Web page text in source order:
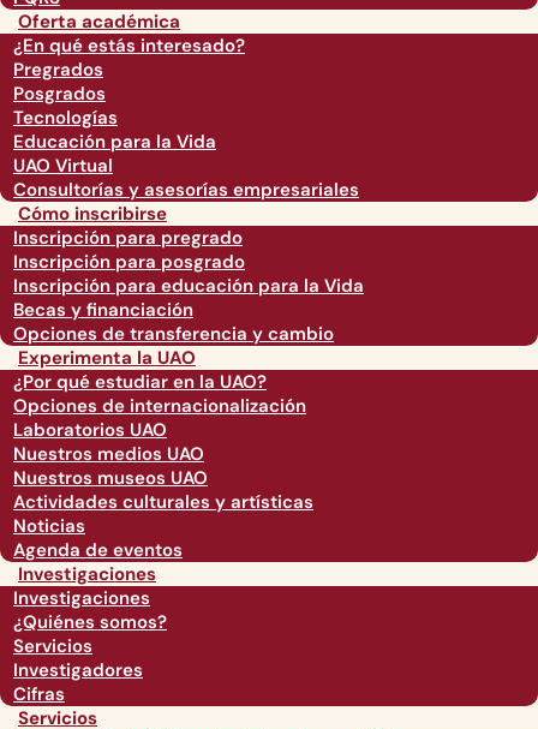
Oferta académica
¿En qué estás interesado?
Pregrados
Posgrados
Tecnologías
Educación para la Vida
UAO Virtual
Consultorías y asesorías empresariales
Cómo inscribirse
Inscripción para pregrado
Inscripción para posgrado
Inscripción para educación para la Vida
Becas y financiación
Opciones de transferencia y cambio
Experimenta la UAO
¿Por qué estudiar en la UAO?
Opciones de internacionalización
Laboratorios UAO
Nuestros medios UAO
Nuestros museos UAO
Actividades culturales y artísticas
Noticias
Agenda de eventos
Investigaciones
Investigaciones
¿Quiénes somos?
Servicios
Investigadores
Cifras
Servicios